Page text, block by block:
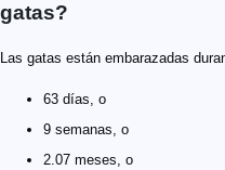
gatas?
Las gatas están embarazadas
63 días, o
9 semanas, o
2.07 meses, o